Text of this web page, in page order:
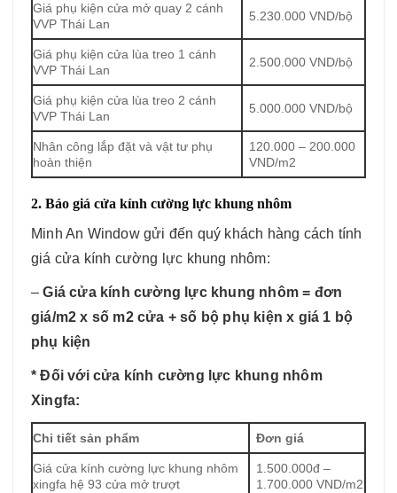
Giá phụ kiện cửa mở quay 2 cánh
VVP Thái Lan
5.230.000 VND/bộ
Giá phụ kiện cửa lùa treo 1 cánh
VVP Thái Lan
2.500.000 VND/bộ
Giá phụ kiện cửa lùa treo 2 cánh
VVP Thái Lan
5.000.000 VND/bộ
Nhân công lắp đặt và vật tư phụ
hoàn thiện
120.000 – 200.000
VND/m2
2. Báo giá cửa kính cường lực khung nhôm
Minh An Window gửi đến quý khách hàng cách tính
giá cửa kính cường lực khung nhôm:
–Giá cửa kính cường lực khung nhôm = đơn
giá/m2 x số m2 cửa + số bộ phụ kiện x giá 1 bộ
phụ kiện
* Đối với cửa kính cường lực khung nhôm
Xingfa:
Chi tiết sản phẩm Đơn giá
Giá cửa kính cường lực khung nhôm
xingfa hệ 93 cửa mở trượt
1.500.000đ –
1.700.000 VND/m2